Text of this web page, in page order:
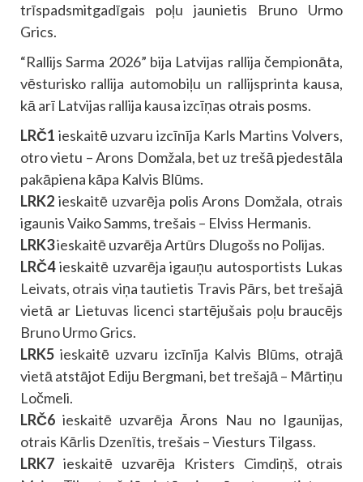
trīspadsmitgadīgais poļu jaunietis Bruno Urmo
Grics.
“Rallijs Sarma 2026” bija Latvijas rallija čempionāta,
vēsturisko rallija automobiļu un rallijsprinta kausa,
kā arī Latvijas rallija kausa izcīņas otrais posms.
LRČ1 ieskaitē uzvaru izcīnīja Karls Martins Volvers,
otro vietu – Arons Domžala, bet uz trešā pjedestāla
pakāpiena kāpa Kalvis Blūms.
LRK2 ieskaitē uzvarēja polis Arons Domžala, otrais
igaunis Vaiko Samms, trešais – Elviss Hermanis.
LRK3ieskaitē uzvarēja Artūrs Dlugošs no Polijas.
LRČ4ieskaitē uzvarēja igauņu autosportists Lukas
Leivats, otrais viņa tautietis Travis Pārs, bet trešajā
vietā ar Lietuvas licenci startējušais poļu braucējs
Bruno Urmo Grics.
LRK5 ieskaitē uzvaru izcīnīja Kalvis Blūms, otrajā
vietā atstājot Ediju Bergmani, bet trešajā – Mārtiņu
Ločmeli.
LRČ6 ieskaitē uzvarēja Ārons Nau no Igaunijas,
otrais Kārlis Dzenītis, trešais – Viesturs Tilgass.
LRK7 ieskaitē uzvarēja Kristers Cimdiņš, otrais